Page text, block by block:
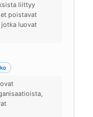
liittyy
poistavat
luovat